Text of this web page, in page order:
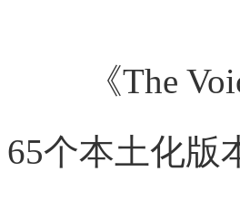
《The
65个本土化版